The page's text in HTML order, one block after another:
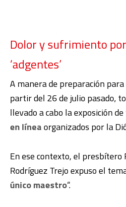
Dolor y sufrimiento
‘adgentes’
A manera de preparación
partir del 26 de julio pasado,
llevado a cabo la exposición de
en líneaorganizados por la
En ese contexto, el presbítero
Rodríguez Trejo expuso el
único maestro“.